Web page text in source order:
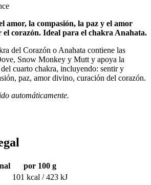
amor, la compasión, la paz y el amor
el corazón. Ideal para el chakra Anahata.
del Corazón o Anahata contiene las
Snow Monkey y Mutt y apoya la
cuarto chakra, incluyendo: sentir y
paz, amor divino, curación del corazón.
automáticamente.
por 100 g
101 kcal / 423 kJ